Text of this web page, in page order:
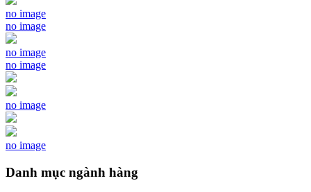
no image
no image
no image
no image
no image
no image
Danh mục ngành hàng